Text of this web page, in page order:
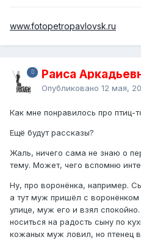
www.fotopetropavlovsk.ru
Раиса
Опубликовано 12 мая,
Как мне понравилось про птиц-
Ещё будут рассказы?
Жаль, ничего сама не знаю о
тему. Может, чего вспомню
Ну, про воронёнка, например.
а тут муж пришёл с
улице, муж его и взял
носиться на радость сыну по
кожаных муж ловил, но птенец